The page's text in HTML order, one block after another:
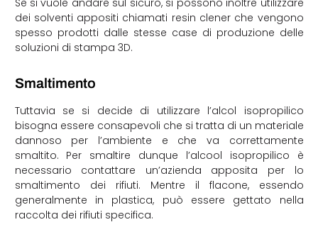
dei solventi appositi chiamati resin clener che vengono
spesso prodotti dalle stesse case di produzione delle
soluzioni di stampa 3D.
Smaltimento
Tuttavia se si decide di utilizzare l’alcol isopropilico
bisogna essere consapevoli che si tratta di un materiale
dannoso per l’ambiente e che va correttamente
smaltito. Per smaltire dunque l’alcool isopropilico è
necessario contattare un’azienda apposita per lo
smaltimento dei rifiuti. Mentre il flacone, essendo
generalmente in plastica, può essere gettato nella
raccolta dei rifiuti specifica.